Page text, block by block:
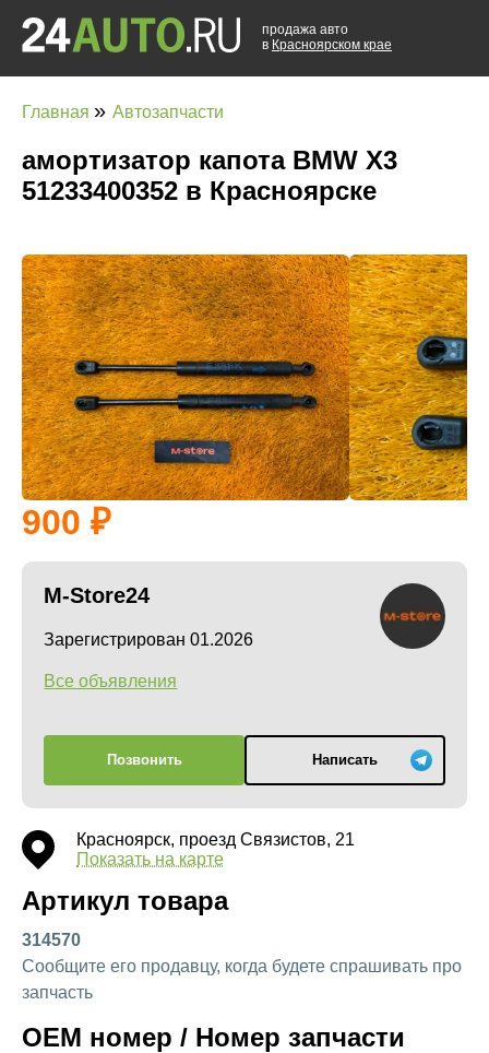
продажа авто
в Красноярском крае
Главная » Автозапчасти
амортизатор капота BMW X3
51233400352 в Красноярске
900
M-Store24
Зарегистрирован 01.2026
Все объявления
Позвонить Написать
Красноярск, проезд Связистов, 21
Показать на карте
Артикул товара
314570
Сообщите его продавцу, когда будете спрашивать про
запчасть
OEM номер / Номер запчасти